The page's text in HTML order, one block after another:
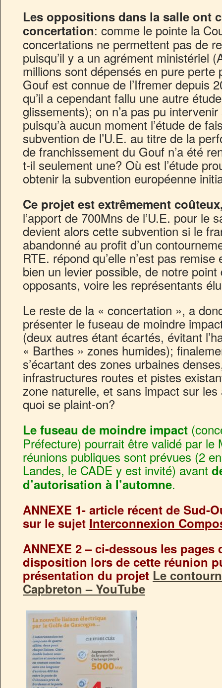
Les oppositions dans la salle ont
concertation: comme le pointe la
concertations ne permettent pas de
puisqu’il y a un agrément ministériel
millions sont dépensés en pure perte
Gouf est connue de l’Ifremer depuis
qu’il a cependant fallu une autre
glissements); on n’a pas pu
puisqu’à aucun moment l’étude de
subvention de l’U.E. au titre de la
de franchissement du Gouf n’a été
t-il seulement une? Où est l’étude
obtenir la subvention européenne
Ce projet est extrêmement
l’apport de 700Mns de l’U.E. pour le
devient alors cette subvention si le
abandonné au profit d’un
RTE. répond qu’elle n’est pas
bien un levier possible, de notre
opposants, voire les représentants
Le reste de la « concertation », a
présenter le fuseau de moindre
(deux autres étant écartés, évitant
« Barthes » zones humides);
s’écartant des zones urbaines
infrastructures routes et pistes
zone naturelle, et sans impact sur
quoi se plaint-on?
Le fuseau de moindre impact
Préfecture) pourrait être validé par le
réunions publiques sont prévues (2
Landes, le CADE y est invité) avant
d’autorisation à l’automne.
ANNEXE 1- article récent de Sud-
sur le sujet Interconnexion
ANNEXE 2 – ci-dessous les
disposition lors de cette réunion
présentation du projet Le
Capbreton – YouTube